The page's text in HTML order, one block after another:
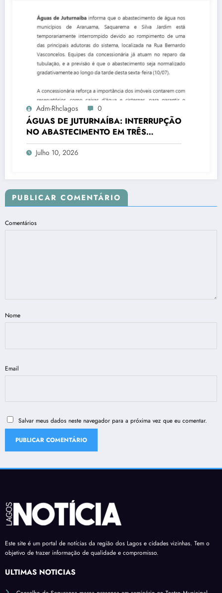
Adm-Rhclagos 0
ÁGUAS DE JUTURNAÍBA: INTERRUPÇÃO
NO ABASTECIMENTO EM TRÊS
CIDADES
Julho 10, 2026
PUBLICAR COMENTÁRIO
Comentários
Nome
Email
Salvar meus dados neste navegador para a próxima vez que eu comentar.
Este site é um portal de notícias da região dos Lagos e cidades vizinhas. Tem o
objetivo de trazer informação de qualidade e compromisso.
ÚLTIMAS NOTÍCIAS